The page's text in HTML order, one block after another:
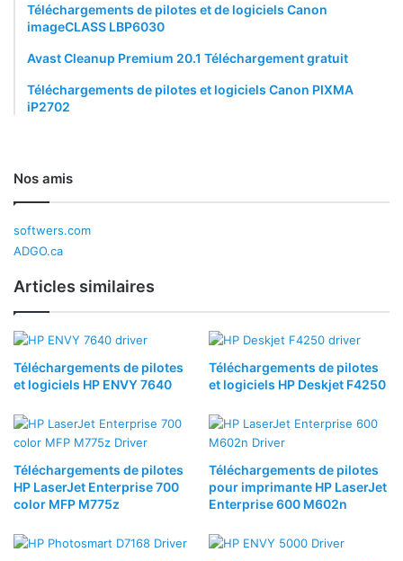
Téléchargements de pilotes et de logiciels Canon
imageCLASS LBP6030
Avast Cleanup Premium 20.1 Téléchargement gratuit
Téléchargements de pilotes et logiciels Canon PIXMA
iP2702
Nos amis
softwers.com
ADGO.ca
Articles similaires
Téléchargements de pilotes
et logiciels HP ENVY 7640
Téléchargements de pilotes
et logiciels HP Deskjet F4250
Téléchargements de pilotes
HP LaserJet Enterprise 700
color MFP M775z
Téléchargements de pilotes
pour imprimante HP LaserJet
Enterprise 600 M602n